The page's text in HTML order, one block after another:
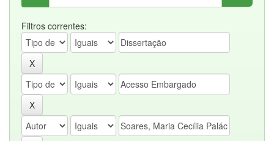
Filtros correntes: